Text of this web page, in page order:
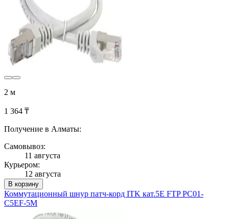
2 м
1 364 ₸
Получение в Алматы:
Самовывоз:
11 августа
Курьером:
12 августа
В корзину
Коммутационный шнур патч-корд ITK кат.5Е FTP PC01-
C5EF-5M